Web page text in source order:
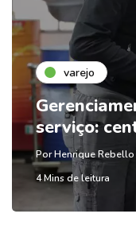
varejo
serviço:
PorHenrique Rebello
4 Mins de leitura